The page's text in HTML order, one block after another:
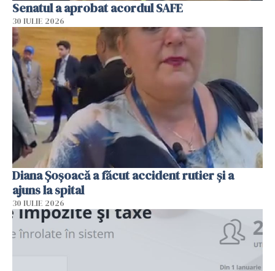
Senatul a aprobat acordul SAFE
30 IULIE 2026
Diana Șoșoacă a făcut accident rutier și a
ajuns la spital
30 IULIE 2026